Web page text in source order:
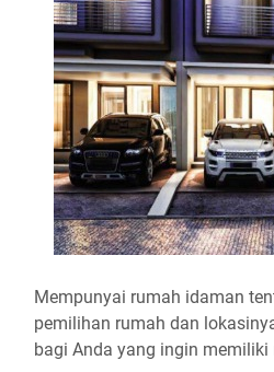
Mempunyai rumah idaman
pemilihan rumah dan
bagi Anda yang ingin